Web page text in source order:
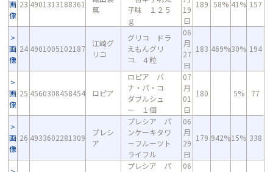
画
像
23 4901313188361
菓
子味 １２５
ｇ
19
日
189 58% 41% 157
画
像
24 4901005102187
江崎グ
リコ
グリコ ドラ
えもんグリ
コ ４粒
06
月
27
日
183 469%30% 194
画
像
25 4560308458454 ロピア
ロピア バ
ナ・パ・コ
ダブルシュ
ー １個
07
月
01
日
180 5% 77
画
像
26 4933602281309
プレシ
ア
プレシア パ
ンケーキタワ
－フルーツト
ライフル
06
月
29
日
179 942%15% 338
プレシア パ
06